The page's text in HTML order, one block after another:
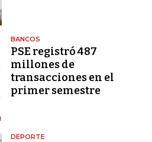
BANCOS
PSE registró 487
millones de
transacciones en el
primer semestre
DEPORTE